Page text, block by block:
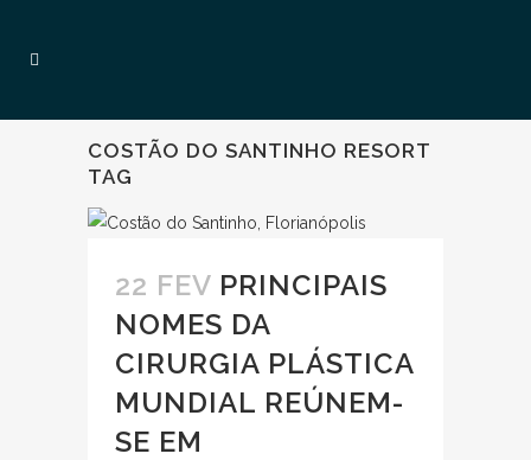
COSTÃO DO SANTINHO RESORT
TAG
22 FEV PRINCIPAIS
NOMES DA
CIRURGIA PLÁSTICA
MUNDIAL REÚNEM-
SE EM